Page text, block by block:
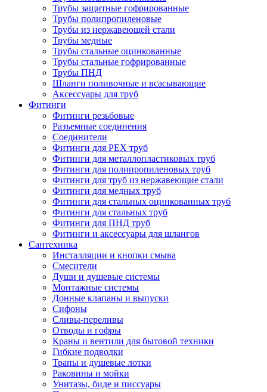
Трубы защитные гофрированные
Трубы полипропиленовые
Трубы из нержавеющей стали
Трубы медные
Трубы стальные оцинкованные
Трубы стальные гофрированные
Трубы ПНД
Шланги поливочные и всасывающие
Аксессуары для труб
Фитинги
Фитинги резьбовые
Разъемные соединения
Соединители
Фитинги для PEX труб
Фитинги для металлопластиковых труб
Фитинги для полипропиленовых труб
Фитинги для труб из нержавеющие стали
Фитинги для медных труб
Фитинги для стальных оцинкованных труб
Фитинги для стальных труб
Фитинги для ПНД труб
Фитинги и аксессуары для шлангов
Сантехника
Инсталляции и кнопки смыва
Смесители
Души и душевые системы
Монтажные системы
Донные клапаны и выпуски
Сифоны
Сливы-переливы
Отводы и гофры
Краны и вентили для бытовой техники
Гибкие подводки
Трапы и душевые лотки
Раковины и мойки
Унитазы, биде и писсуары